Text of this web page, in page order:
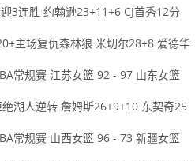
3连胜 约翰逊23+11+6 CJ首秀12分
主场复仇森林狼 米切尔28+8 爱德华
常规赛 江苏女篮 92 - 97 山东女篮
湖人逆转 詹姆斯26+9+10 东契奇25
常规赛 山西女篮 96 - 73 新疆女篮